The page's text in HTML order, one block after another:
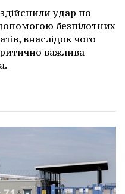
удар по
безпілотних
внаслідок чого
важлива